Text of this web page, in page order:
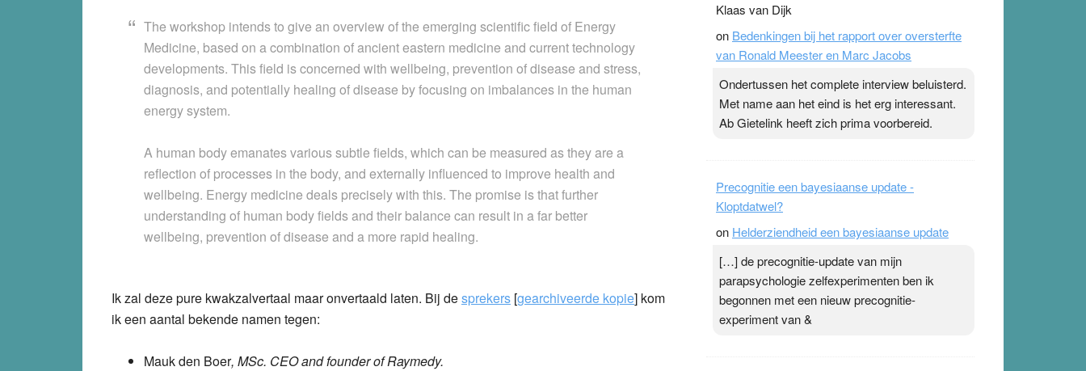
The workshop intends to give an overview of the emerging scientific field of Energy
Medicine, based on a combination of ancient eastern medicine and current technology
developments. This field is concerned with wellbeing, prevention of disease and stress,
diagnosis, and potentially healing of disease by focusing on imbalances in the human
energy system.
A human body emanates various subtle fields, which can be measured as they are a
reflection of processes in the body, and externally influenced to improve health and
wellbeing. Energy medicine deals precisely with this. The promise is that further
understanding of human body fields and their balance can result in a far better
wellbeing, prevention of disease and a more rapid healing.
Ik zal deze pure kwakzalvertaal maar onvertaald laten. Bij desprekers [gearchiveerde kopie] kom
ik een aantal bekende namen tegen:
Mauk den Boer, MSc. CEO and founder of Raymedy.
topsporters. Ze hopen ermee hun hartslag te
verlagen terwijl ze meer zuurstof opnemen.
Daarop heeft zo’n pleister geen effect. Maar het
zijn. Door…Lees meer Pleisterplakkers in de
topspsort › [...]
Klaas van Dijk
on Bedenkingen bij het rapport over oversterfte
van Ronald Meester en Marc Jacobs
Ondertussen het complete interview beluisterd.
Met name aan het eind is het erg interessant.
Ab Gietelink heeft zich prima voorbereid.
Precognitie een bayesiaanse update -
Kloptdatwel?
on Helderziendheid een bayesiaanse update
[…] de precognitie-update van mijn
parapsychologie zelfexperimenten ben ik
begonnen met een nieuw precognitie-
experiment van &